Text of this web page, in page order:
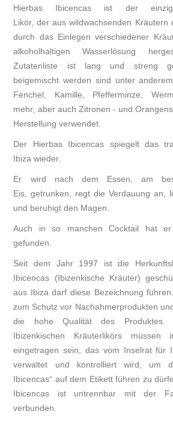
Hierbas Ibicencas ist der
Likör, der aus wildwachsenden Kräutern
durch das Einlegen verschiedener
alkoholhaltigen Wasserlösung
Zutatenliste ist lang und streng
beigemischt werden sind unter
Fenchel, Kamille, Pfefferminze,
mehr, aber auch Zitronen - und
Herstellung verwendet.
Der Hierbas Ibicencas spiegelt das
Ibiza wieder.
Er wird nach dem Essen, am
Eis, getrunken, regt die Verdauung an,
und beruhigt den Magen.
Auch in so manchen Cocktail hat
gefunden.
Seit dem Jahr 1997 ist die
Ibicencas (Ibizenkische Kräuter)
aus Ibiza darf diese Bezeichnung
zum Schutz vor Nachahmerprodukten
die hohe Qualität des Produktes.
Ibizenkischen Kräuterlikörs müssen
eingetragen sein, das vom Inselrat für
verwaltet und kontrolliert wird, um
Ibicencas“ auf dem Etikett führen zu
Ibicencas ist untrennbar mit der
verbunden.